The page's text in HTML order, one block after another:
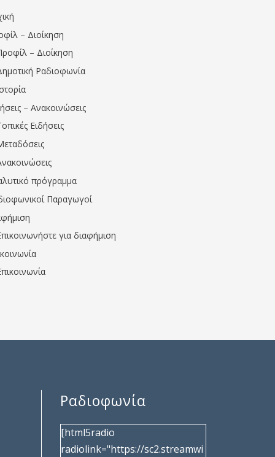
– Διοίκηση
– Διοίκηση
Ραδιοφωνία
– Ανακοινώσεις
Ειδήσεις
πρόγραμμα
Παραγωγοί
για διαφήμιση
Ραδιοφωνία
[html5radio
radiolink="https://sc2.streamwi